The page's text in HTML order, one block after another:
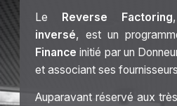
Le Reverse Factoring
inversé, est un
Finance initié par un
et associant ses
Auparavant réservé aux